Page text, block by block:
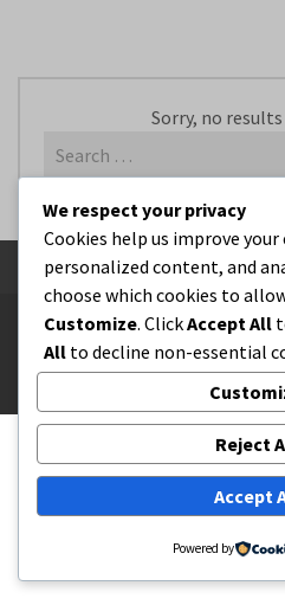
Sorry, no
Search
for:
OPP Stowarzyszenie absolwentów
Plan lekcji
Program
© 2026 Zespół
We respect your privacy
Cookies help us improve
personalized content, and
choose which cookies to
Customize. ClickAccept All
All to decline non-essential
Reject
Accept
Powered by